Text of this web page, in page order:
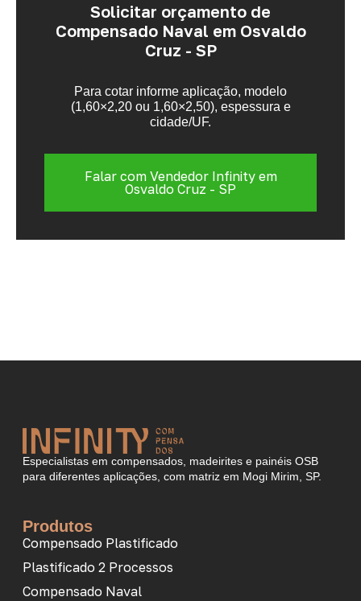
Solicitar orçamento de
Compensado Naval em Osvaldo
Cruz - SP
Para cotar informe aplicação, modelo
(1,60×2,20 ou 1,60×2,50), espessura e
cidade/UF.
Falar com Vendedor Infinity em
Osvaldo Cruz - SP
Especialistas em compensados, madeirites e painéis OSB
para diferentes aplicações, com matriz em Mogi Mirim, SP.
Produtos
Compensado Plastificado
Plastificado 2 Processos
Compensado Naval